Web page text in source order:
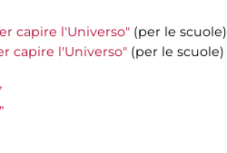
capire l'Universo" (per le scuole)
capire l'Universo" (per le scuole)